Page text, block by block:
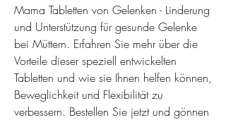
Mama Tabletten von Gelenken - Linderung
und Unterstützung für gesunde Gelenke
bei Müttern. Erfahren Sie mehr über die
Vorteile dieser speziell entwickelten
Tabletten und wie sie Ihnen helfen können,
Beweglichkeit und Flexibilität zu
verbessern. Bestellen Sie jetzt und gönnen